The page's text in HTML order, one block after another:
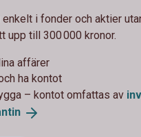
i fonder och aktier
upp till 300 000 kronor.
affärer
ha kontot
– kontot omfattas av